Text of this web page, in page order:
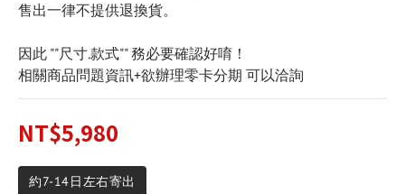
售出一律不提供退換貨。
因此 ""尺寸.款式"" 務必要確認好唷！
相關商品問題資訊+欲辦理零卡分期 可以洽詢
NT$5,980
約7-14日左右寄出